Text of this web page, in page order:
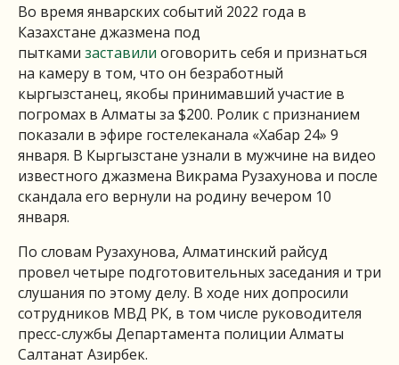
Во время январских событий 2022 года в
Казахстане джазмена под
пытками заставили оговорить себя и признаться
на камеру в том, что он безработный
кыргызстанец, якобы принимавший участие в
погромах в Алматы за $200. Ролик с признанием
показали в эфире гостелеканала «Хабар 24» 9
января. В Кыргызстане узнали в мужчине на видео
известного джазмена Викрама Рузахунова и после
скандала его вернули на родину вечером 10
января.
По словам Рузахунова, Алматинский райсуд
провел четыре подготовительных заседания и три
слушания по этому делу. В ходе них допросили
сотрудников МВД РК, в том числе руководителя
пресс-службы Департамента полиции Алматы
Салтанат Азирбек.